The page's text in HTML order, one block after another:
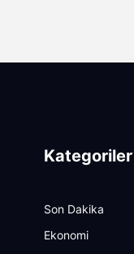
Kategoriler
Son Dakika
Ekonomi